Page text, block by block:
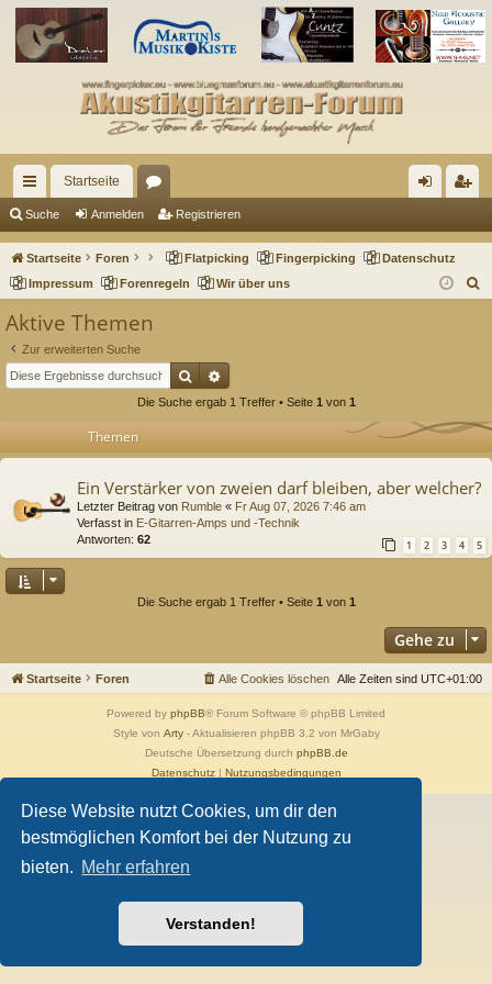
Diese Website nutzt Cookies, um dir den
bestmöglichen Komfort bei der Nutzung zu
bieten. Mehr erfahren
Verstanden!
ch
ne
llz
riff
Startseite
en m ist
rie
Suche Anmelden Registrieren
Startseite Foren Flatpicking Fingerpicking
Datenschutz
Impressum
Forenregeln Wir über uns
Aktive Themen
Zur erweiterten Suche
Suche
Die Suche ergab 1 Treffer • Seite 1 von 1
Themen
Ein Verstärker von zweien darf bleiben, aber welcher?
Letzter Beitrag von Rumble « Fr Aug 07, 2026 7:46 am
Verfasst in E-Gitarren-Amps und -Technik
Antworten: 62 1 2 3 4 5
Die Suche ergab 1 Treffer • Seite 1 von 1
Gehe zu
Startseite Foren Alle Zeiten sind UTC+01:00
Alle Cookies löschen
Powered by phpBB® Forum Software © phpBB Limited
Style von Arty- Aktualisieren phpBB 3.2 von MrGaby
Deutsche Übersetzung durch phpBB.de
Datenschutz| Nutzungsbedingungen